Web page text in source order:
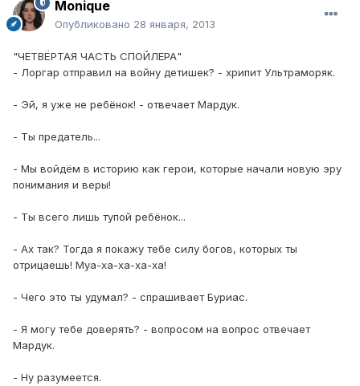
Monique
Опубликовано 28 января, 2013
"ЧЕТВЁРТАЯ ЧАСТЬ СПОЙЛЕРА"
- Лоргар отправил на войну детишек? - хрипит Ультраморяк.
- Эй, я уже не ребёнок! - отвечает Мардук.
- Ты предатель...
- Мы войдём в историю как герои, которые начали новую эру
понимания и веры!
- Ты всего лишь тупой ребёнок...
- Ах так? Тогда я покажу тебе силу богов, которых ты
отрицаешь! Муа-ха-ха-ха-ха!
- Чего это ты удумал? - спрашивает Буриас.
- Я могу тебе доверять? - вопросом на вопрос отвечает
Мардук.
- Ну разумеется.